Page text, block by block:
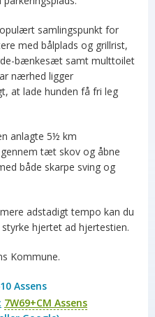
samlingspunkt for
med bålplads og grillrist,
bænkesæt samt multtoilet
nærhed ligger
at lade hunden få fri leg
anlagte 5½ km
tæt skov og åbne
både skarpe sving og
adstadigt tempo kan du
hjertet ad hjertestien.
Kommune.
Assens
7W69+CM Assens